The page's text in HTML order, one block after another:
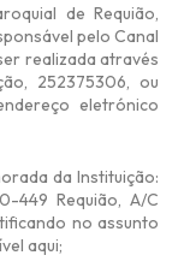
de Requião,
pelo Canal
realizada através
252375306, ou
eletrónico
da Instituição:
449 Requião, A/C
no assunto
aqui;